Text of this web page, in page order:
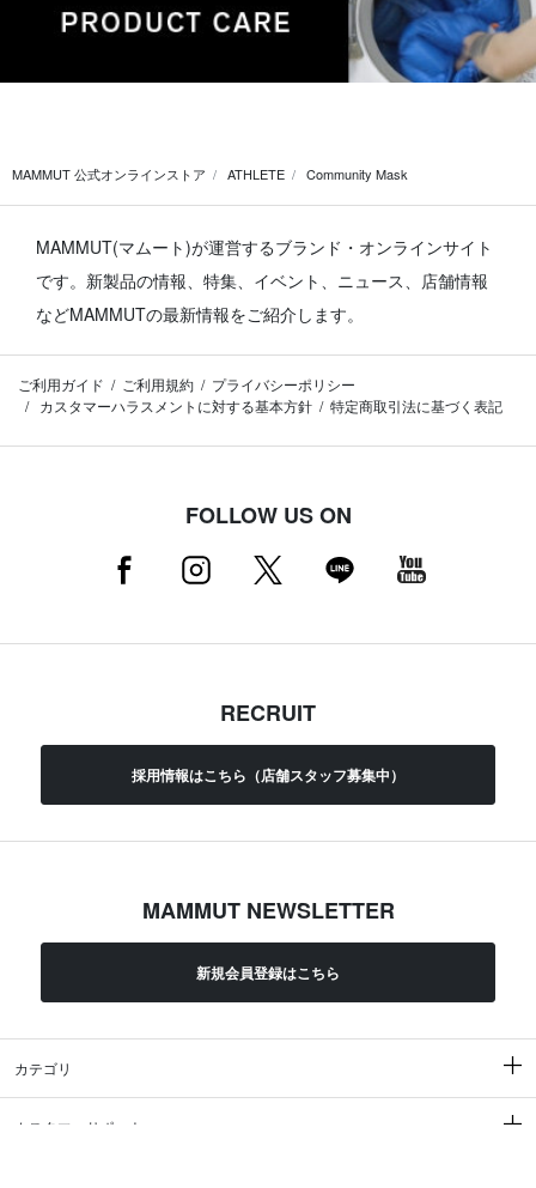
MAMMUT 公式オンラインストア ATHLETE Community Mask
MAMMUT(マムート)が運営するブランド・オンラインサイト
です。 新製品の情報、特集、イベント、ニュース、店舗情報
などMAMMUTの最新情報をご紹介します。
ご利用ガイド ご利用規約
プライバシーポリシー
カスタマーハラスメントに対する基本方針
特定商取引法に基づく表記
FOLLOW US ON
RECRUIT
採用情報はこちら（店舗スタッフ募集中）
MAMMUT NEWSLETTER
新規会員登録はこちら
カテゴリ
カスタマーサポート